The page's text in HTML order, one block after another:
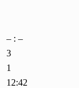
– : –
3
1
12:42